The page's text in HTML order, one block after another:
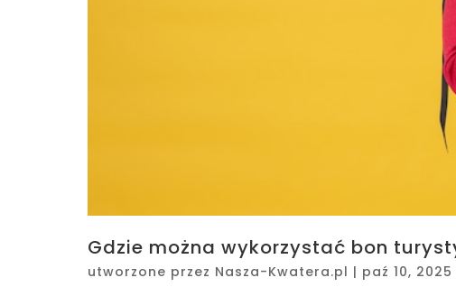
Gdzie można wykorzystać bon
utworzone przez Nasza-Kwatera.pl | paź 10, 2025